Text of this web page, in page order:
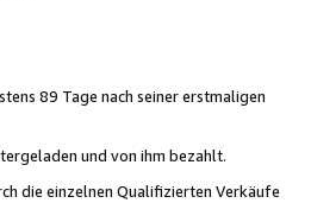
89 Tage nach seiner erstmaligen
und von ihm bezahlt.
die einzelnen Qualifizierten Verkäufe